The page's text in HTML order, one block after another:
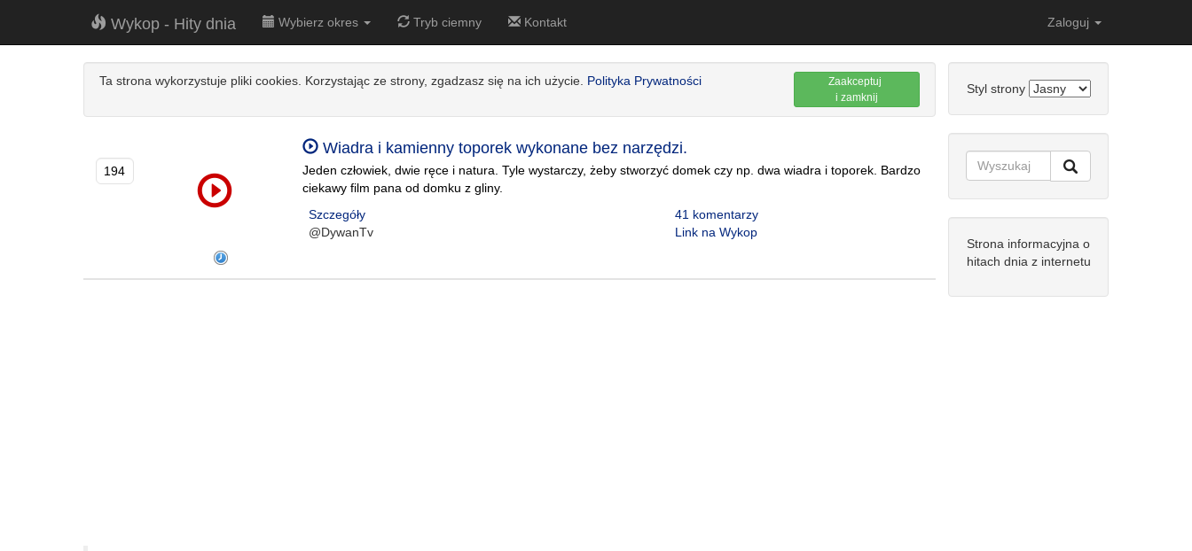
Wykop - Hity dnia Wybierz okres Tryb ciemny Kontakt Zaloguj
Ta strona wykorzystuje pliki cookies. Korzystając ze strony, zgadzasz się na ich użycie. Polityka Prywatności
Zaakceptuj
i zamknij
194
Wiadra i kamienny toporek wykonane bez narzędzi.
Jeden człowiek, dwie ręce i natura. Tyle wystarczy, żeby stworzyć domek czy np. dwa wiadra i toporek. Bardzo
ciekawy film pana od domku z gliny.
Szczegóły
@DywanTv
41 komentarzy
Link na Wykop
Styl strony
Strona informacyjna o
hitach dnia z internetu